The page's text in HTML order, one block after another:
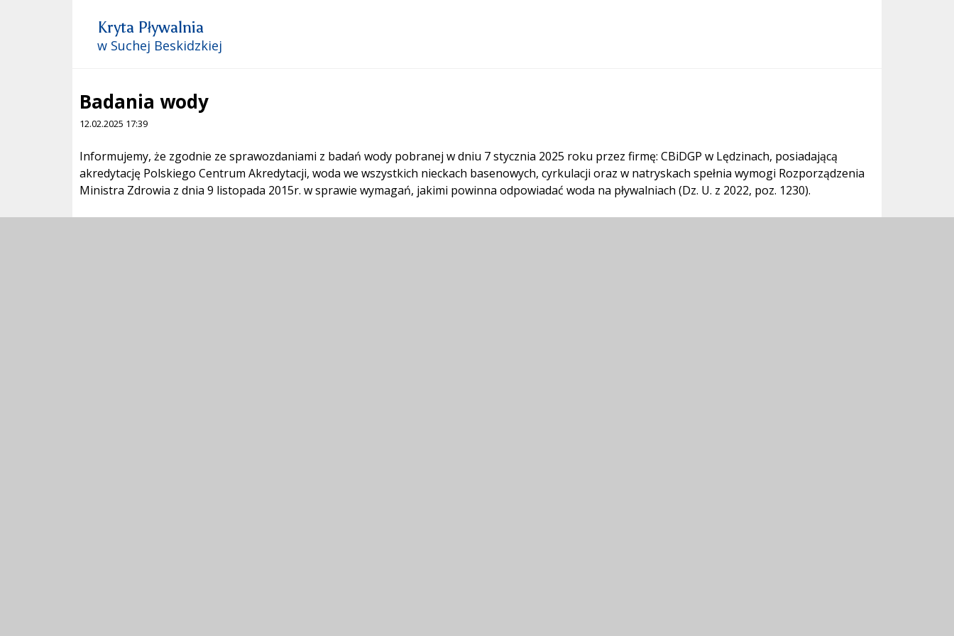
Kryta Pływalnia
w Suchej Beskidzkiej
Badania wody
12.02.2025 17:39
Treść
Informujemy, że zgodnie ze sprawozdaniami z badań wody pobranej w dniu 7 stycznia 2025 roku przez firmę: CBiDGP w Lędzinach, posiadającą
akredytację Polskiego Centrum Akredytacji, woda we wszystkich nieckach basenowych, cyrkulacji oraz w natryskach spełnia wymogi Rozporządzenia
Ministra Zdrowia z dnia 9 listopada 2015r. w sprawie wymagań, jakimi powinna odpowiadać woda na pływalniach (Dz. U. z 2022, poz. 1230).